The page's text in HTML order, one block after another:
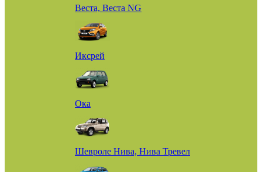
Веста, Веста NG
Иксрей
Ока
Шевроле Нива, Нива Тревел